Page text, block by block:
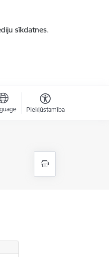
sīkdatnes.
Piekļūstamība